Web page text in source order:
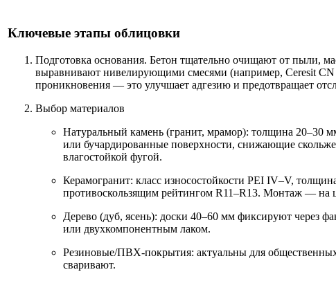
Ключевые этапы облицовки
Подготовка основания. Бетон тщательно очищают от пыли,
выравнивают нивелирующими смесями (например, Ceresit CN
проникновения — это улучшает адгезию и предотвращает
Выбор материалов
Натуральный камень (гранит, мрамор): толщина 20–30
или бучардированные поверхности, снижающие
влагостойкой фугой.
Керамогранит: класс износостойкости PEI IV–V,
противоскользящим рейтингом R11–R13. Монтаж — на
Дерево (дуб, ясень): доски 40–60 мм фиксируют через
или двухкомпонентным лаком.
Резиновые/ПВХ-покрытия: актуальны для
сваривают.